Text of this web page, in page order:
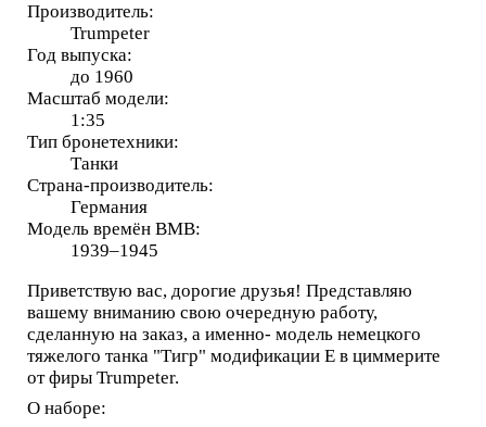
Производитель:
Trumpeter
Год выпуска:
до 1960
Масштаб модели:
1:35
Тип бронетехники:
Танки
Страна-производитель:
Германия
Модель времён ВМВ:
1939–1945
Приветствую вас, дорогие друзья! Представляю
вашему вниманию свою очередную работу,
сделанную на заказ, а именно- модель немецкого
тяжелого танка "Тигр" модификации Е в циммерите
от фиры Trumpeter.
О наборе: